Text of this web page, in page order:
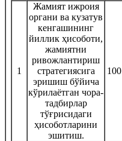
1
Жамият ижроия
органи ва кузатув
кенгашининг
йиллик ҳисоботи,
жамиятни
ривожлантириш
стратегиясига
эришиш бўйича
кўрилаётган чора-
тадбирлар
тўғрисидаги
ҳисоботларини
эшитиш.
100